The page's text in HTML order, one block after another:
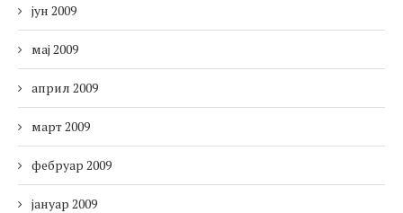
јун 2009
мај 2009
април 2009
март 2009
фебруар 2009
јануар 2009